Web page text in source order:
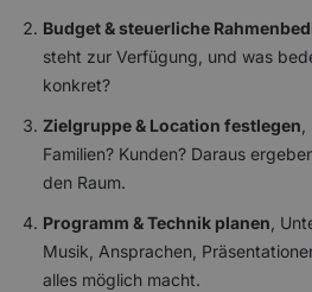
Budget & steuerliche
steht zur Verfügung, und was
konkret?
Zielgruppe & Location festlegen
Familien? Kunden? Daraus
den Raum.
Programm & Technik planen ,
Musik, Ansprachen,
alles möglich macht.